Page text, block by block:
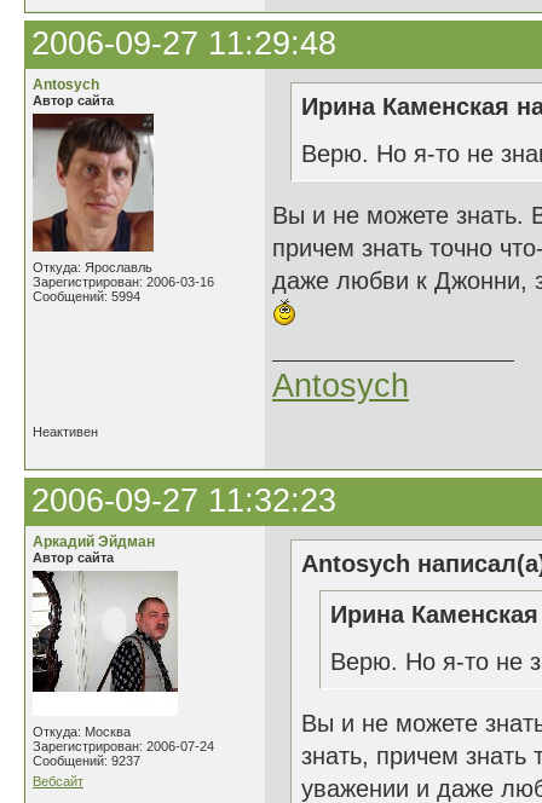
2006-09-27 11:29:48
Antosych
Автор сайта
Откуда: Ярославль
Зарегистрирован: 2006-03-16
Сообщений: 5994
Ирина Каменская
Верю. Но я-то не
Вы и не можете знать.
причем знать точно
даже любви к Джонни,
Antosych
Неактивен
2006-09-27 11:32:23
Аркадий Эйдман
Автор сайта
Откуда: Москва
Зарегистрирован: 2006-07-24
Сообщений: 9237
Вебсайт
Antosych
Ирина
Верю. Но я-то не
Вы и не можете
знать, причем
уважении и даже